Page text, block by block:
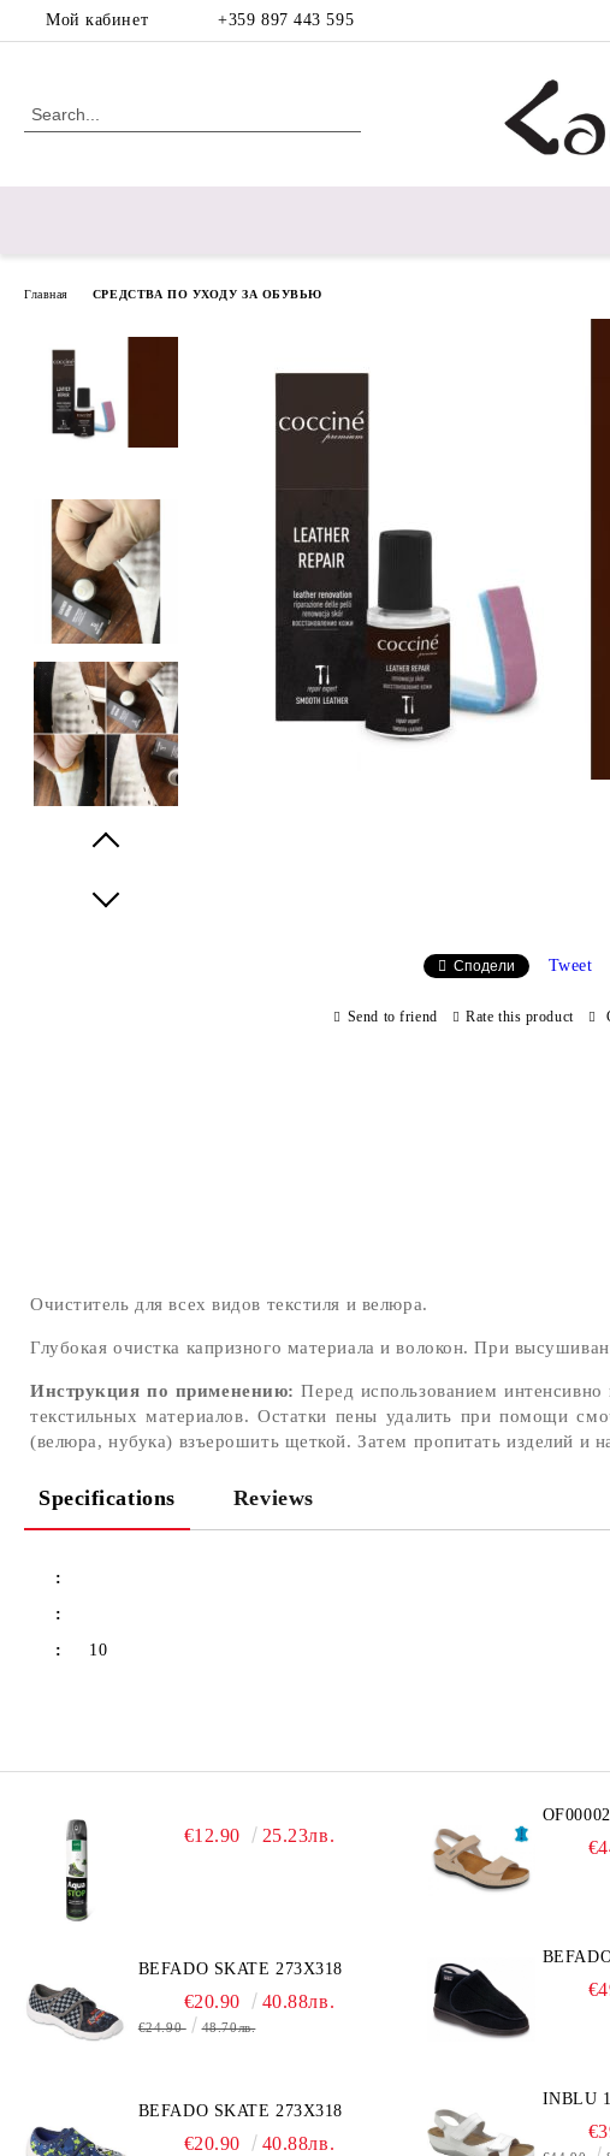
Мой кабинет +359 897 443 595
Главная СРЕДСТВА ПО УХОДУ ЗА ОБУВЬЮ
Сподели Tweet
Send to friend Rate this product
Очиститель для всех видов текстиля и велюра.
Глубокая очистка капризного материала и волокон. При
Инструкция по применению: Перед использованием
текстильных материалов. Остатки пены удалить при помощи
(велюра, нубука) взъерошить щеткой. Затем пропитать изделий и
Specifications Reviews
:
:
:
10
€12.90 25.23лв.
BEFADO SKATE 273X318
€20.90 40.88лв.
€24.90 48.70лв.
BEFADO SKATE 273X318
€20.90 40.88лв.
INBLU